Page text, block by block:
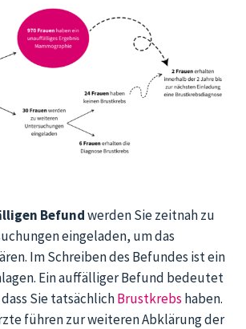
Befundwerden Sie zeitnah zu
eingeladen, um das
Im Schreiben des Befundes ist ein
Ein auffälliger Befund bedeutet
Sie tatsächlichBrustkrebs haben.
führen zur weiteren Abklärung der